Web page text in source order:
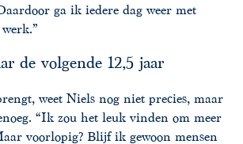
ga ik iedere dag weer met
de volgende 12,5 jaar
weet Niels nog niet precies, maar
“Ik zou het leuk vinden om meer
voorlopig? Blijf ik gewoon mensen